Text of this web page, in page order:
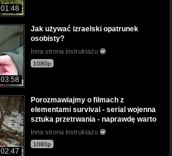
01:48
03:58
Jak używać izraelski opatrunek
osobisty?
Inna strona instruktażu
1080p
02:47
Porozmawiajmy o filmach z
elementami survival - serial wojenna
sztuka przetrwania - naprawdę warto
Inna strona instruktażu
1080p